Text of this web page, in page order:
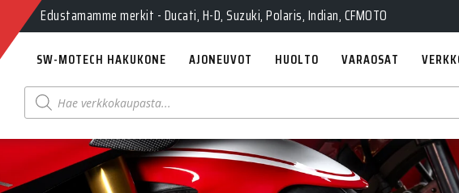
Edustamamme merkit - Ducati, H-D, Suzuki, Polaris, Indian, CFMOTO
SW-MOTECH HAKUKONE AJONEUVOT HUOLTO VARAOSAT
Products
search